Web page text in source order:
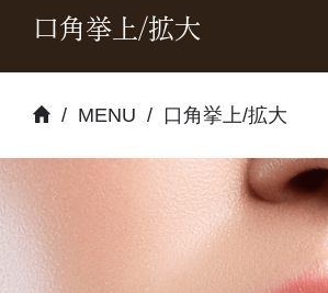
口角挙上/拡大
/ MENU / 口角挙上/拡大